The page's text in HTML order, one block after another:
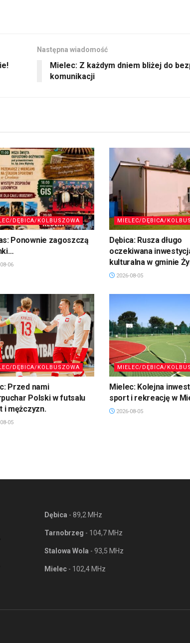
Następna wiadomość
Mielec: Z każdym dniem bliżej do
komunikacji
DĘBICA/KOLBUSZOWA
Ponownie zagoszczą
06
MIELEC/DĘBICA/
Dębica: Rusza długo
oczekiwana
kulturalna w gminie
2026-08-05
DĘBICA/KOLBUSZOWA
Przed nami
Polski w futsalu
i mężczyzn.
05
MIELEC/DĘBICA/
Mielec: Kolejna
sport i rekreację w
2026-08-05
Dębica - 89,2 MHz
Tarnobrzeg - 104,7 MHz
Stalowa Wola - 93,5 MHz
Mielec - 102,4 MHz